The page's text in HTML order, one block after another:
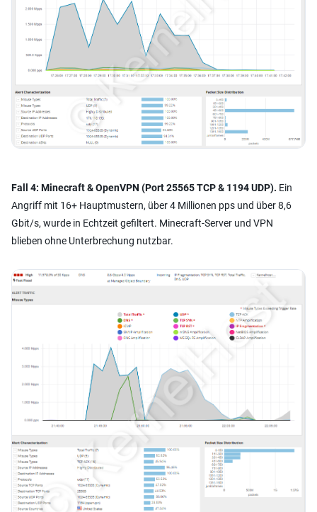
Fall 4: Minecraft & OpenVPN (Port 25565 TCP & 1194 UDP). Ein
Angriff mit 16+ Hauptmustern, über 4 Millionen pps und über 8,6
Gbit/s, wurde in Echtzeit gefiltert. Minecraft-Server und VPN
blieben ohne Unterbrechung nutzbar.